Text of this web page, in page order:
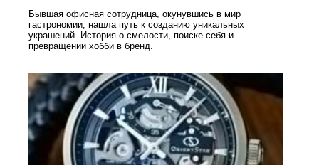
Бывшая офисная сотрудница, окунувшись в мир
гастрономии, нашла путь к созданию уникальных
украшений. История о смелости, поиске себя и
превращении хобби в бренд.